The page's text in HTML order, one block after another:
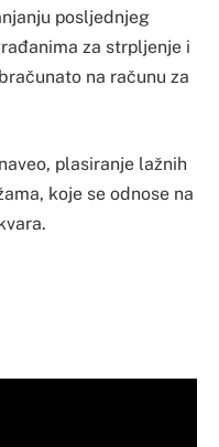
posljednjeg
za strpljenje i
na računu za
plasiranje lažnih
koje se odnose na